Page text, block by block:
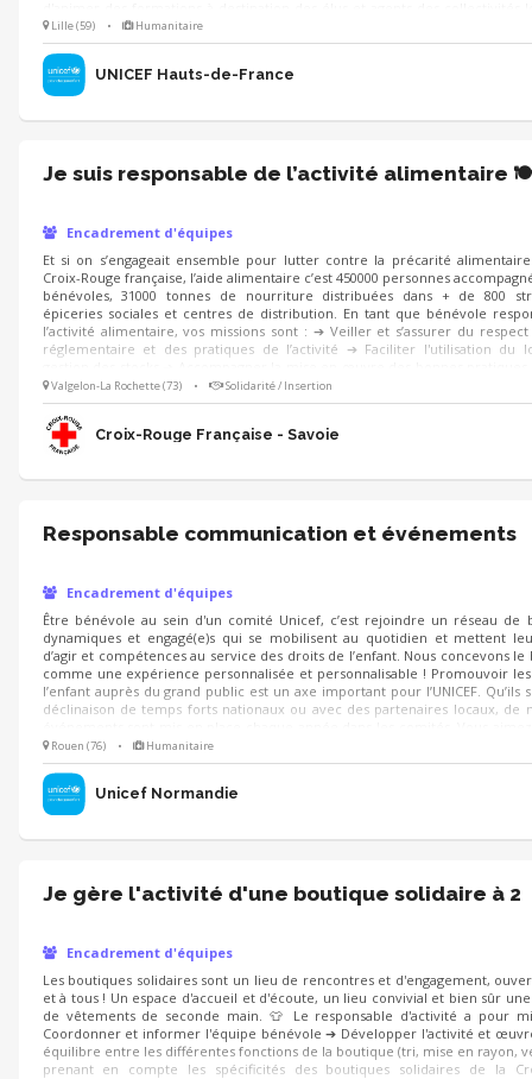
la prise en main des projets UNICEF
Lille (59) • Humanitaire
UNICEF Hauts-de-France
Je suis responsable de l’activité alimentaire
Encadrement d'équipes
Et si on s’engageait ensemble pour lutter contre la précarité
Croix-Rouge française, l’aide alimentaire c’est 450000 personnes
bénévoles, 31000 tonnes de nourriture distribuées dans + de 800
épiceries sociales et centres de distribution. En tant que bénévole
l’activité alimentaire, vos missions sont : ➔ Veiller et s’assurer du
réglementaire et des pratiques de l’activité ➔ Faciliter l'utilisation du
➔ Manager l’équipe de bénévole ➔ Superviser l'approvisionnement
Rejoignez-nous ! 😀
Valgelon-La Rochette (73) • Solidarité / Insertion
Croix-Rouge Française - Savoie
Responsable communication et événements
Encadrement d'équipes
Être bénévole au sein d'un comité Unicef, c’est rejoindre un réseau de
dynamiques et engagé(e)s qui se mobilisent au quotidien et mettent
d’agir et compétences au service des droits de l’enfant. Nous concevons le
comme une expérience personnalisée et personnalisable ! Promouvoir
l’enfant auprès du grand public est un axe important pour l’UNICEF. Qu’ils
déclinaison de temps forts nationaux ou avec des partenaires locaux, de
en équipe, avec une forte appétence pour la création et gestion
mission est faite pour vous !
Rouen (76) • Humanitaire
Unicef Normandie
Je gère l'activité d'une boutique solidaire à 2
Encadrement d'équipes
Les boutiques solidaires sont un lieu de rencontres et d'engagement,
et à tous ! Un espace d'accueil et d'écoute, un lieu convivial et bien sûr
de vêtements de seconde main. 👕 Le responsable d'activité a pour
Coordonner et informer l'équipe bénévole ➔ Développer l'activité et
équilibre entre les différentes fonctions de la boutique (tri, mise en rayon,
prenant en compte les spécificités des boutiques solidaires de la